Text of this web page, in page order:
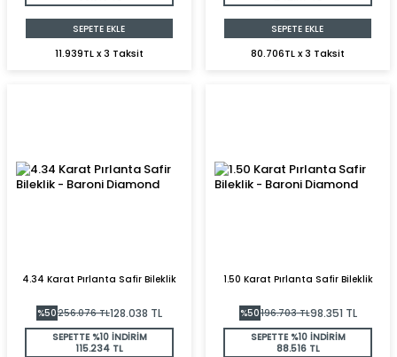
SEPETE EKLE
11.939TL x 3 Taksit
SEPETE EKLE
80.706TL x 3 Taksit
4.34 Karat Pırlanta Safir Bileklik
%50256.076TL128.038 TL
SEPETTE %10 İNDİRİM
115.234 TL
1.50 Karat Pırlanta Safir Bileklik
%50196.703TL98.351 TL
SEPETTE %10 İNDİRİM
88.516 TL